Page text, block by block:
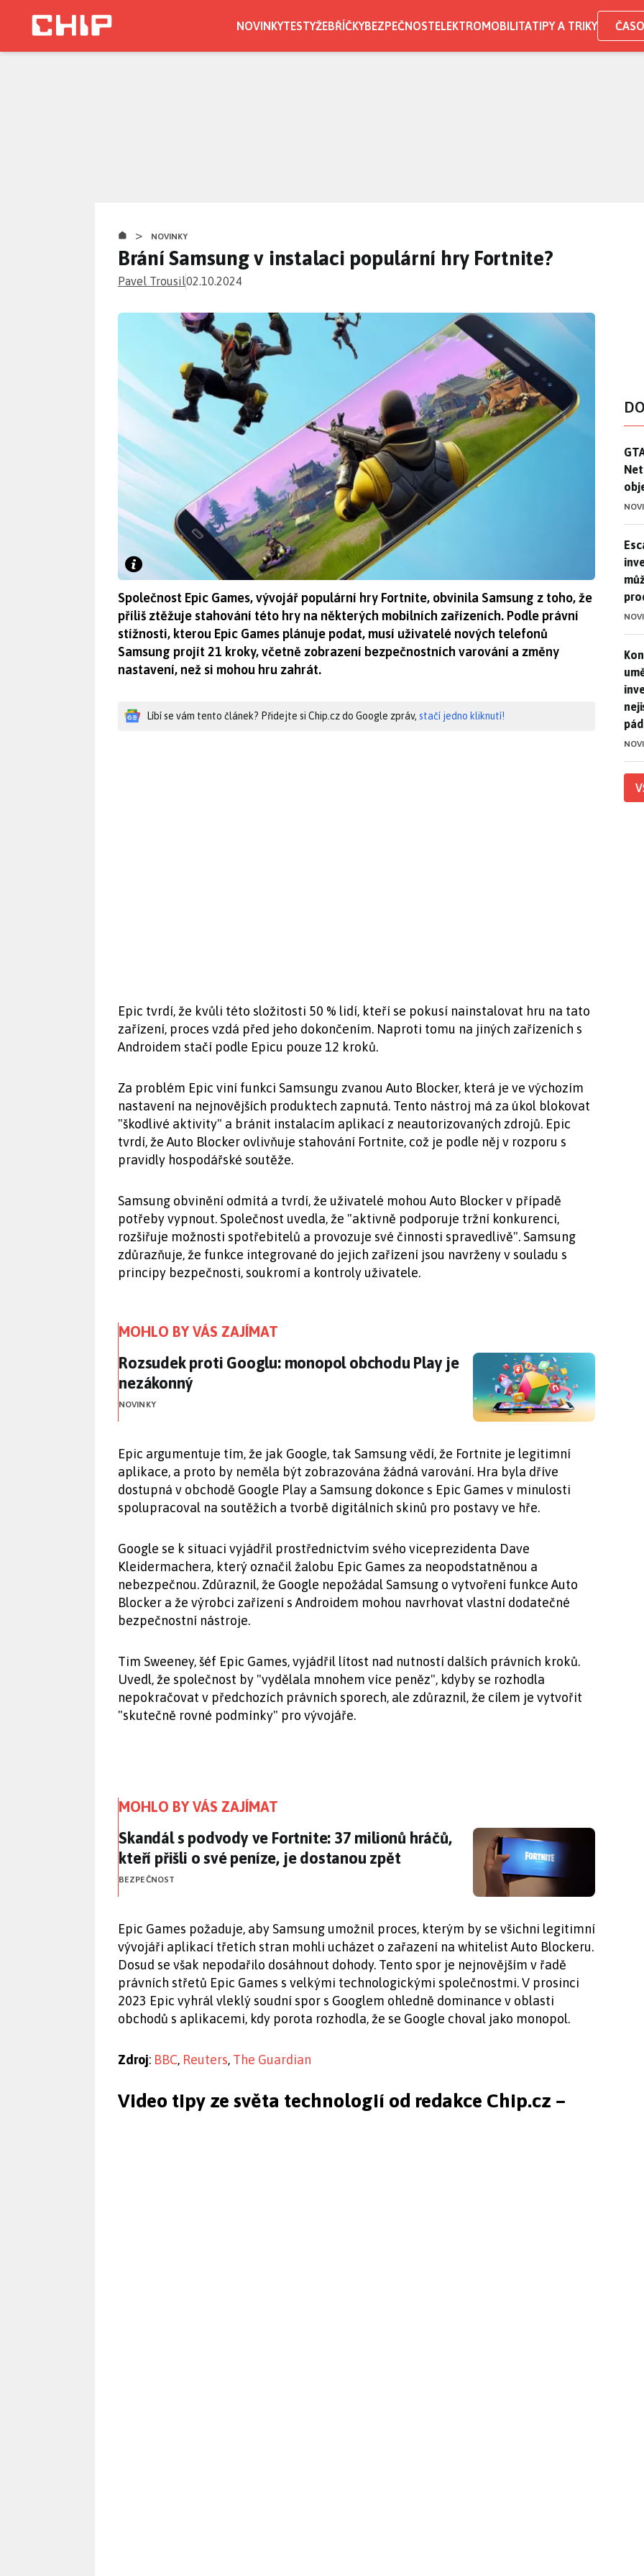
NOVINKYTESTYŽEBŘÍČKYBEZPEČNOSTELEKTROMOBILITATIPY A TRIKY
> NOVINKY
Brání Samsung v instalaci populární hry Fortnite?
Pavel Trousil02.10.2024
Společnost Epic Games, vývojář populární hry Fortnite, obvinila Samsung z toho, že
příliš ztěžuje stahování této hry na některých mobilních zařízeních. Podle právní
stížnosti, kterou Epic Games plánuje podat, musí uživatelé nových telefonů
Samsung projít 21 kroky, včetně zobrazení bezpečnostních varování a změny
nastavení, než si mohou hru zahrát.
Líbí se vám tento článek? Přidejte si Chip.cz do Google zpráv, stačí jedno kliknutí!
Epic tvrdí, že kvůli této složitosti 50 % lidí, kteří se pokusí nainstalovat hru na tato
zařízení, proces vzdá před jeho dokončením. Naproti tomu na jiných zařízeních s
Androidem stačí podle Epicu pouze 12 kroků.
Za problém Epic viní funkci Samsungu zvanou Auto Blocker, která je ve výchozím
nastavení na nejnovějších produktech zapnutá. Tento nástroj má za úkol blokovat
"škodlivé aktivity" a bránit instalacím aplikací z neautorizovaných zdrojů. Epic
tvrdí, že Auto Blocker ovlivňuje stahování Fortnite, což je podle něj v rozporu s
pravidly hospodářské soutěže.
Samsung obvinění odmítá a tvrdí, že uživatelé mohou Auto Blocker v případě
potřeby vypnout. Společnost uvedla, že "aktivně podporuje tržní konkurenci,
rozšiřuje možnosti spotřebitelů a provozuje své činnosti spravedlivě". Samsung
zdůrazňuje, že funkce integrované do jejich zařízení jsou navrženy v souladu s
principy bezpečnosti, soukromí a kontroly uživatele.
MOHLO BY VÁS ZAJÍMAT
Rozsudek proti Googlu: monopol obchodu Play je nezákonný
Rozsudek proti Googlu: monopol obchodu Play je
nezákonný
NOVINKY
Epic argumentuje tím, že jak Google, tak Samsung vědí, že Fortnite je legitimní
aplikace, a proto by neměla být zobrazována žádná varování. Hra byla dříve
dostupná v obchodě Google Play a Samsung dokonce s Epic Games v minulosti
spolupracoval na soutěžích a tvorbě digitálních skinů pro postavy ve hře.
Google se k situaci vyjádřil prostřednictvím svého viceprezidenta Dave
Kleidermachera, který označil žalobu Epic Games za neopodstatněnou a
nebezpečnou. Zdůraznil, že Google nepožádal Samsung o vytvoření funkce Auto
Blocker a že výrobci zařízení s Androidem mohou navrhovat vlastní dodatečné
bezpečnostní nástroje.
Tim Sweeney, šéf Epic Games, vyjádřil lítost nad nutností dalších právních kroků.
Uvedl, že společnost by "vydělala mnohem více peněz", kdyby se rozhodla
nepokračovat v předchozích právních sporech, ale zdůraznil, že cílem je vytvořit
"skutečně rovné podmínky" pro vývojáře.
MOHLO BY VÁS ZAJÍMAT
Skandál s podvody ve Fortnite: 37 milionů hráčů, kteří přišli o své peníze, je
Skandál s podvody ve Fortnite: 37 milionů hráčů,
kteří přišli o své peníze, je dostanou zpět
BEZPEČNOST
Epic Games požaduje, aby Samsung umožnil proces, kterým by se všichni legitimní
vývojáři aplikací třetích stran mohli ucházet o zařazení na whitelist Auto Blockeru.
Dosud se však nepodařilo dosáhnout dohody. Tento spor je nejnovějším v řadě
právních střetů Epic Games s velkými technologickými společnostmi. V prosinci
2023 Epic vyhrál vleklý soudní spor s Googlem ohledně dominance v oblasti
obchodů s aplikacemi, kdy porota rozhodla, že se Google choval jako monopol.
Zdroj: BBC, Reuters, The Guardian
Video tipy ze světa technologií od redakce Chip.cz –
pád